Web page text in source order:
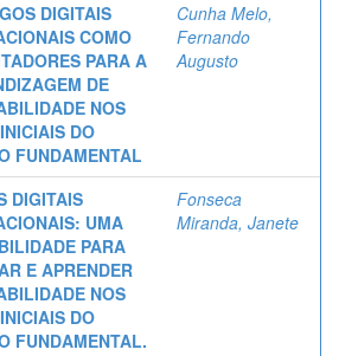
DIGITAIS
COMO
PARA A
DE
NOS
DO
FUNDAMENTAL
Cunha Melo,
Fernando
Augusto
DIGITAIS
UMA
PARA
E APRENDER
NOS
DO
FUNDAMENTAL.
Fonseca
Miranda, Janete